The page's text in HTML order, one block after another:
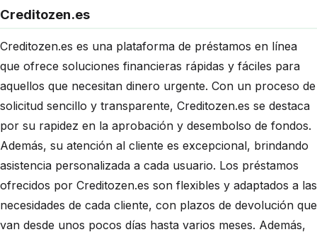
Creditozen.es
Creditozen.es es una plataforma de préstamos en línea
que ofrece soluciones financieras rápidas y fáciles para
aquellos que necesitan dinero urgente. Con un proceso de
solicitud sencillo y transparente, Creditozen.es se destaca
por su rapidez en la aprobación y desembolso de fondos.
Además, su atención al cliente es excepcional, brindando
asistencia personalizada a cada usuario. Los préstamos
ofrecidos por Creditozen.es son flexibles y adaptados a las
necesidades de cada cliente, con plazos de devolución que
van desde unos pocos días hasta varios meses. Además,